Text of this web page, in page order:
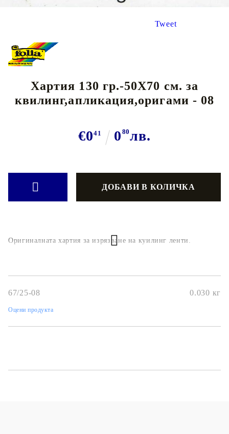
Tweet
Хартия 130 гр.-50Х70 см. за
квилинг,апликация,оригами - 08
€041 0 80лв.
Оригиналната хартия за изрязване на куилинг ленти.
67/25-08 0.030 кг
Оцени продукта